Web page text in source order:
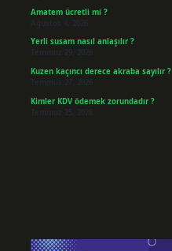
Amatem ücretli mi ?
Ağustos 4, 2026
Yerli susam nasıl anlaşılır ?
Temmuz 29, 2026
Kuzen kaçıncı derece akraba sayılır ?
Temmuz 27, 2026
Kimler KDV ödemek zorundadır ?
Temmuz 25, 2026